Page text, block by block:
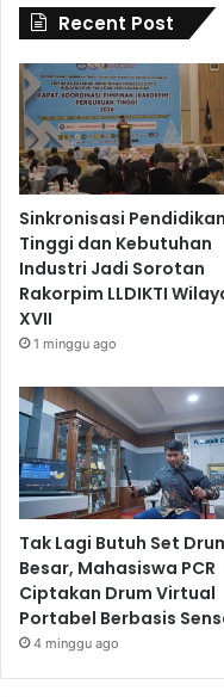
Recent Post
Sinkronisasi Pendidikan
Tinggi dan Kebutuhan
Industri Jadi Sorotan
Rakorpim LLDIKTI
XVII
1 minggu ago
Tak Lagi Butuh Set
Besar, Mahasiswa PCR
Ciptakan Drum Virtual
Portabel Berbasis
4 minggu ago